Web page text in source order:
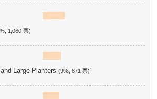
1,060 票)
and Large Planters(9%, 871 票)